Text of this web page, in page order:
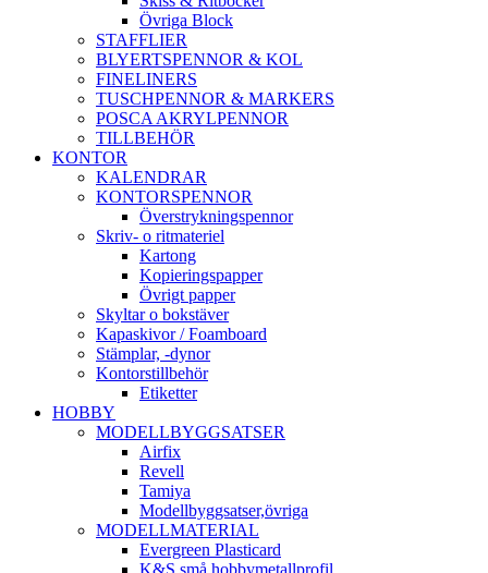
Övriga Block
STAFFLIER
BLYERTSPENNOR & KOL
FINELINERS
TUSCHPENNOR & MARKERS
POSCA AKRYLPENNOR
TILLBEHÖR
KONTOR
KALENDRAR
KONTORSPENNOR
Överstrykningspennor
Skriv- o ritmateriel
Kartong
Kopieringspapper
Övrigt papper
Skyltar o bokstäver
Kapaskivor / Foamboard
Stämplar, -dynor
Kontorstillbehör
Etiketter
HOBBY
MODELLBYGGSATSER
Airfix
Revell
Tamiya
Modellbyggsatser,övriga
MODELLMATERIAL
Evergreen Plasticard
K&S små hobbymetallprofil